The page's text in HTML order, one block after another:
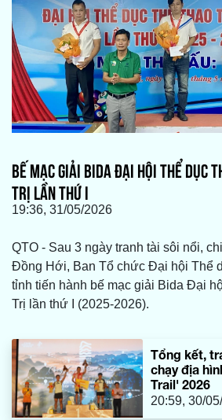
BẾ MẠC GIẢI BIDA ĐẠI HỘI THỂ DỤC
TRỊ LẦN THỨ I
19:36, 31/05/2026
QTO - Sau 3 ngày tranh tài sôi nổi,
Đồng Hới, Ban Tổ chức Đại hội Thể
tỉnh tiến hành bế mạc giải Bida Đại
Trị lần thứ I (2025-2026).
Tổng kết,
chạy địa
Trail' 2026
20:59, 30/